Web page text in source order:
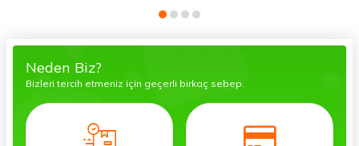
Neden Biz?
Bizleri tercih etmeniz için geçerli birkaç sebep.